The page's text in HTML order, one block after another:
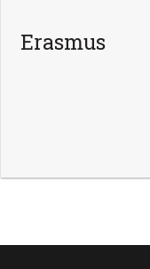
Erasmus